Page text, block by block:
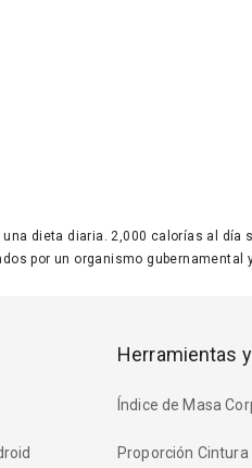
dieta diaria. 2,000 calorías al
por un organismo gubernamental
Herramientas
Índice de Masa
Proporción Cintura